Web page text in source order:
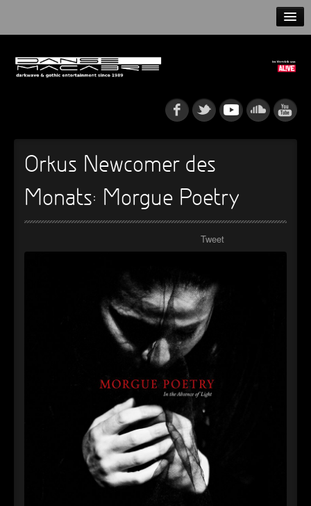
NEWS
Oberer Totpunkt
► Dia De Los Muertos
Oberer Totpunkt
► Alltag macht tot
Oberer Totpunkt
Die Krieger
Oberer Totpunkt
► Imperator
Oberer Totpunkt
► Maschinenherz
Oberer Totpunkt
► Der Siebte Tag
Oberer Totpunkt
► Langfristig gesehen (sind wir alle tot)
Oberer Totpunkt
► Blutmond
Orkus Newcomer des
Monats: Morgue Poetry
Tweet